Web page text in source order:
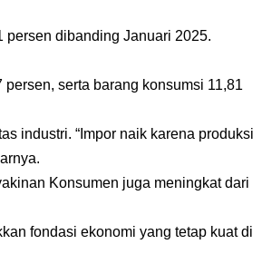
persen dibanding Januari 2025.
serta barang konsumsi 11,81
industri. “Impor naik karena produksi
Konsumen juga meningkat dari
fondasi ekonomi yang tetap kuat di